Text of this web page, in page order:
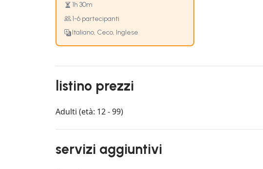
1h 30m
1-6 partecipanti
Italiano, Ceco, Inglese
listino prezzi
Adulti (età: 12 - 99)
servizi aggiuntivi